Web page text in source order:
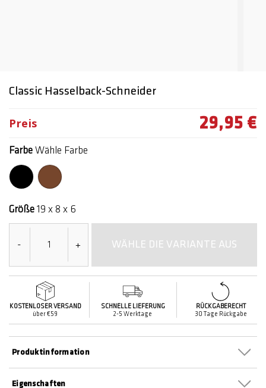
Classic Hasselback-Schneider
Preis 29,95 €
Farbe Wähle Farbe
Größe 19 x 8 x 6
- + WÄHLE DIE VARIANTE AUS
KOSTENLOSER VERSAND
über €59
SCHNELLE LIEFERUNG
2-5 Werktage
RÜCKGABERECHT
30 Tage Rückgabe
Eigenschaften
Produktinformation